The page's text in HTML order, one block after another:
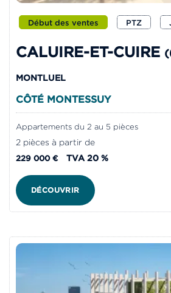
Début des ventes PTZ
CALUIRE-ET-CUIRE
MONTLUEL
CÔTÉ MONTESSUY
Appartements du 2 au 5 pièces
2 pièces à partir de
229 000 € TVA 20 %
DÉCOUVRIR